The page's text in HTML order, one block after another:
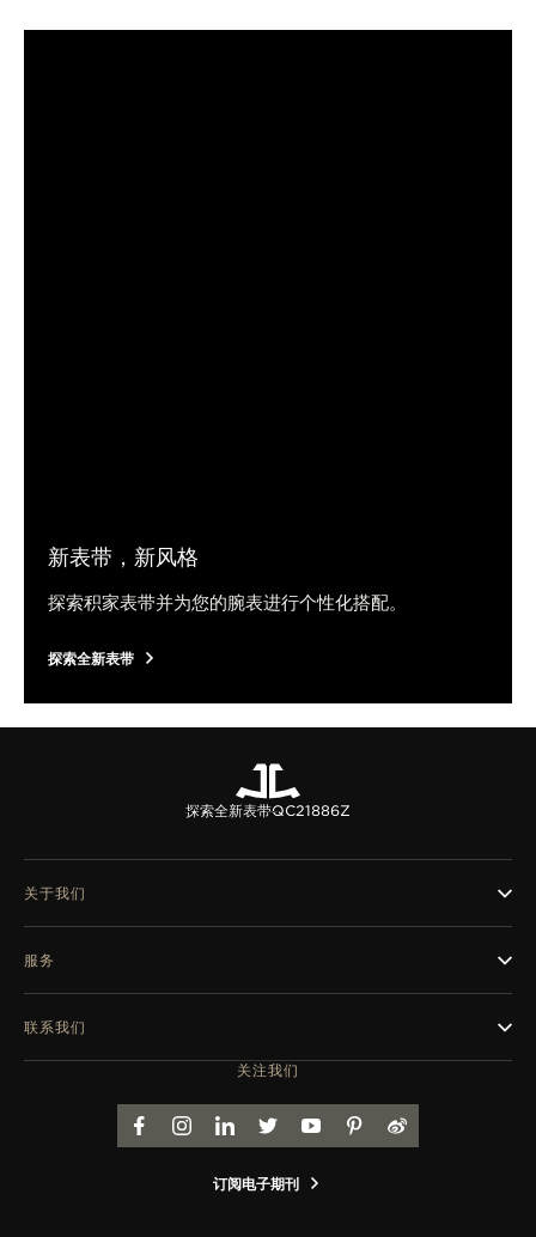
新表带，新风格
探索积家表带并为您的腕表进行个性化搭配。
探索全新表带
探索全新表带QC21886Z
关注我们
FACEBOOK
INSTAGRAM
LINKEDINTWITTERYOUTUBEPINTEREST
WEIBO
订阅电子期刊
关于我们
服务
联系我们